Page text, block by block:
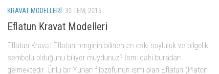
KRAVAT MODELLERI 30 TEM, 2015
Eflatun Kravat Modelleri
Eflatun Kravat Eflatun renginin bilinen en eski soyluluk ve bilgelik
sembolü olduğunu biliyor muydunuz? İsmi dahi buradan
gelmektedir. Ünlü bir Yunan filozofunun ismi olan Eflatun (Platon